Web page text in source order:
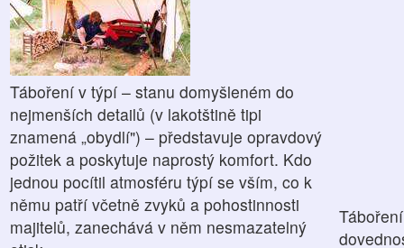
Táboření v týpí – stanu domyšleném do
nejmenších detailů (v lakotštině tipi
znamená „obydlí") – představuje opravdový
požitek a poskytuje naprostý komfort. Kdo
jednou pocítil atmosféru týpí se vším, co k
němu patří včetně zvyků a pohostinnosti
majitelů, zanechává v něm nesmazatelný